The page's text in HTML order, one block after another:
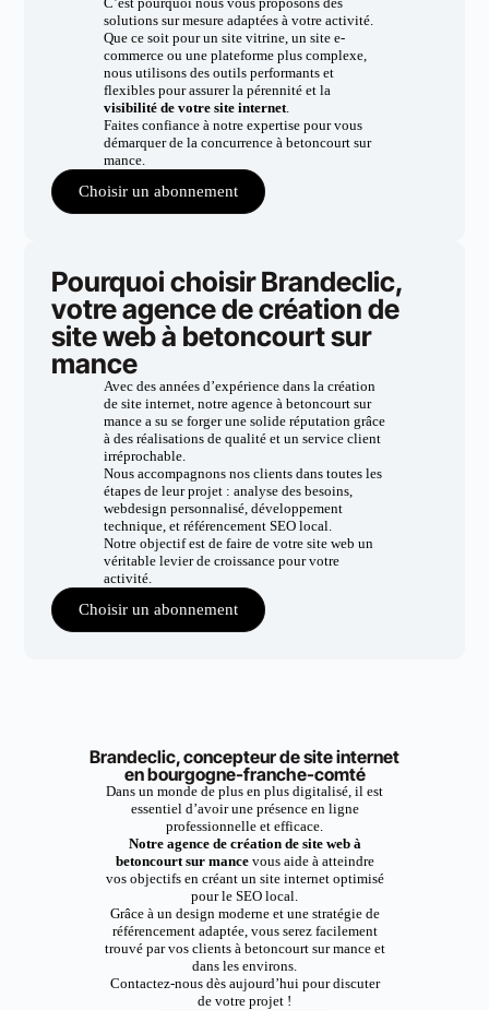
solutions sur mesure adaptées à votre activité.
Que ce soit pour un site vitrine, un site e-
commerce ou une plateforme plus complexe,
nous utilisons des outils performants et
flexibles pour assurer la pérennité et la
visibilité de votre site internet.
Faites confiance à notre expertise pour vous
démarquer de la concurrence à betoncourt sur
mance.
Choisir un abonnement
Pourquoi choisir Brandeclic,
votre agence de création de
site web à betoncourt sur
mance
Avec des années d’expérience dans la création
de site internet, notre agence à betoncourt sur
mance a su se forger une solide réputation grâce
à des réalisations de qualité et un service client
irréprochable.
Nous accompagnons nos clients dans toutes les
étapes de leur projet : analyse des besoins,
webdesign personnalisé, développement
technique, et référencement SEO local.
Notre objectif est de faire de votre site web un
véritable levier de croissance pour votre
activité.
Choisir un abonnement
Brandeclic, concepteur de site internet
en bourgogne-franche-comté
Dans un monde de plus en plus digitalisé, il est
essentiel d’avoir une présence en ligne
professionnelle et efficace.
Notre agence de création de site web à
betoncourt sur mancevous aide à atteindre
vos objectifs en créant un site internet optimisé
pour le SEO local.
Grâce à un design moderne et une stratégie de
référencement adaptée, vous serez facilement
trouvé par vos clients à betoncourt sur mance et
dans les environs.
Contactez-nous dès aujourd’hui pour discuter
de votre projet !